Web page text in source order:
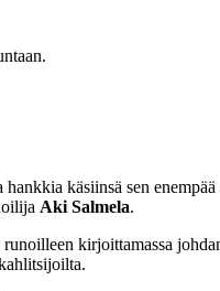
käsiinsä sen
Aki Salmela.
kirjoittamassa